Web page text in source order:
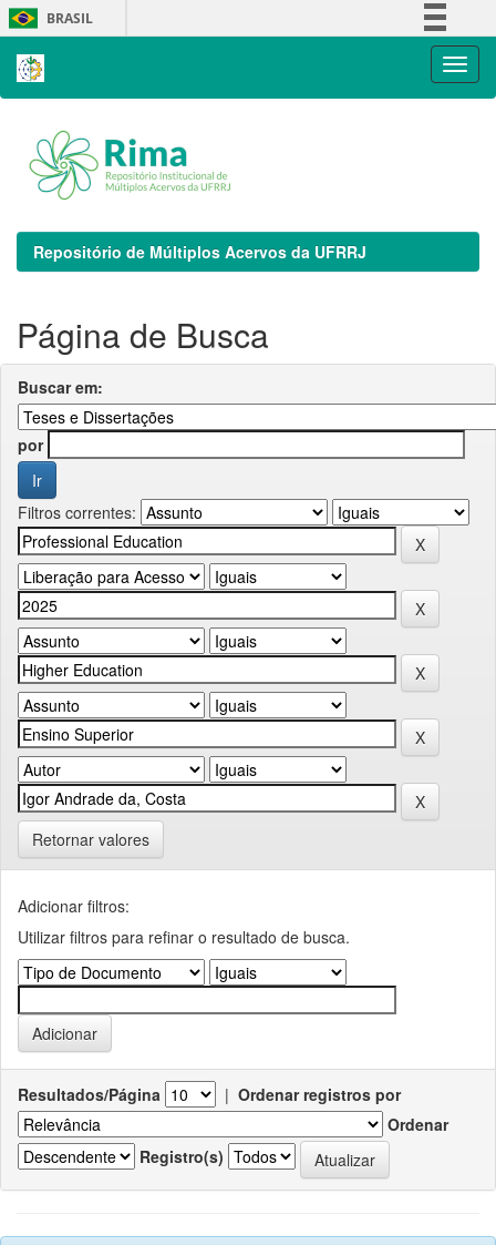
Skip
navigation
BRASIL
Repositório de Múltiplos Acervos da UFRRJ
Página de Busca
Buscar em:
por
Filtros correntes:
Retornar valores
Adicionar filtros:
Utilizar filtros para refinar o resultado de busca.
Resultados/Página | Ordenar registros por
Ordenar
Registro(s)